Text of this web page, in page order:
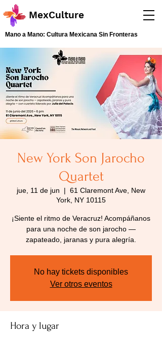
MexCulture
Mano a Mano: Cultura Mexicana Sin Fronteras
New York Son Jarocho
Quartet
jue, 11 de jun
  |
61 Claremont Ave, New
York, NY 10115
¡Siente el ritmo de Veracruz! Acompáñanos
para una noche de son jarocho —
zapateado, jaranas y pura alegría.
No hay tickets disponibles
Ver otros eventos
Hora y lugar